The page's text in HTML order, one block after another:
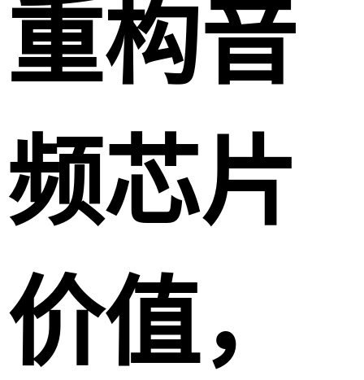
重构音
频芯片
价值，